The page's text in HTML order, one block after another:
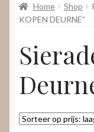
WebShop
Over
Contact
Nieuws
Home Shop
KOPEN DEURNE”